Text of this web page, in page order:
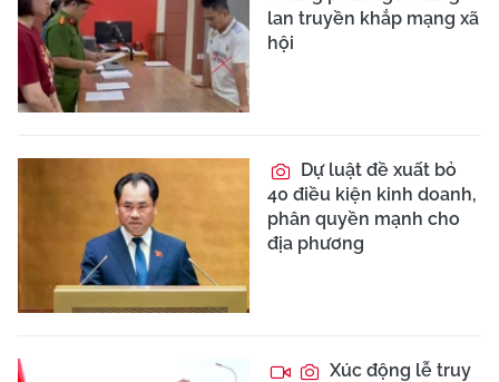
lan truyền khắp mạng xã
hội
Dự luật đề xuất bỏ
40 điều kiện kinh doanh,
phân quyền mạnh cho
địa phương
Xúc động lễ truy